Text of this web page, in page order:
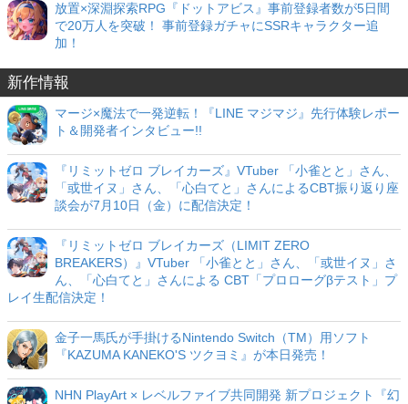
放置×深淵探索RPG『ドットアビス』事前登録者数が5日間
で20万人を突破！ 事前登録ガチャにSSRキャラクター追
加！
新作情報
マージ×魔法で一発逆転！『LINE マジマジ』先行体験レポー
ト＆開発者インタビュー!!
『リミットゼロ ブレイカーズ』VTuber 「小雀とと」さん、
「或世イヌ」さん、「心白てと」さんによるCBT振り返り座
談会が7月10日（金）に配信決定！
『リミットゼロ ブレイカーズ（LIMIT ZERO
BREAKERS）』VTuber 「小雀とと」さん、「或世イヌ」さ
ん、「心白てと」さんによる CBT「プロローグβテスト」プ
レイ生配信決定！
金子一馬氏が手掛けるNintendo Switch（TM）用ソフト
『KAZUMA KANEKO'S ツクヨミ』が本日発売！
NHN PlayArt × レベルファイブ共同開発 新プロジェクト『幻